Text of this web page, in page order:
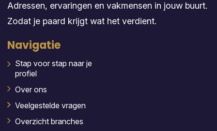
Adressen, ervaringen en vakmensen in jouw buurt.
Zodat je paard krijgt wat het verdient.
Navigatie
Stap voor stap naar je
profiel
Over ons
Veelgestelde vragen
Overzicht branches